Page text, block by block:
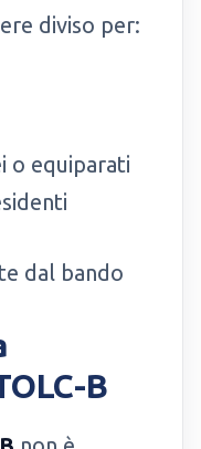
diviso per:
o equiparati
dal bando
B